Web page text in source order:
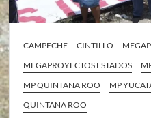
CAMPECHE CINTILLO
MEGAPROYECTOS ESTADOS
MP QUINTANA ROO
MP
QUINTANA ROO